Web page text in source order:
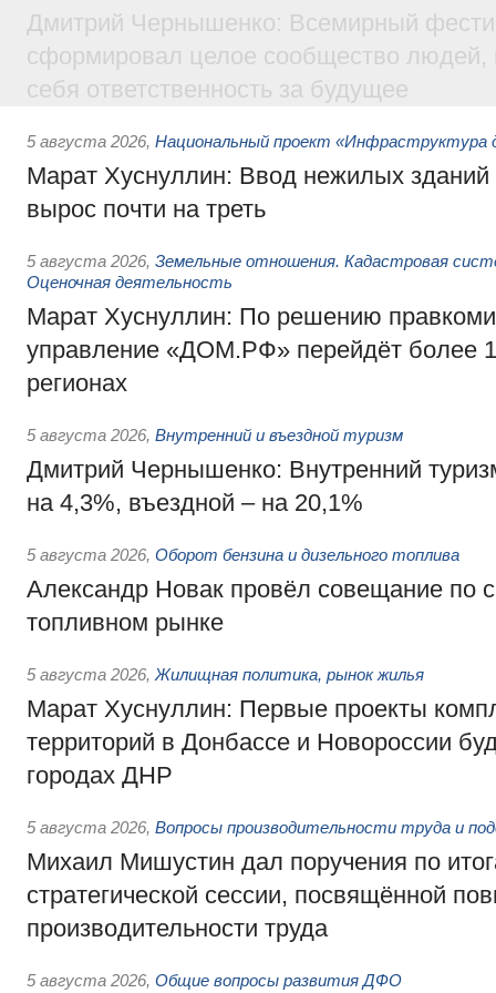
Дмитрий Чернышенко: Всемирный
сформировал целое сообщество людей,
себя ответственность за будущее
5 августа 2026, Национальный проект «Инфраструктура
Марат Хуснуллин: Ввод нежилых зданий
вырос почти на треть
5 августа 2026, Земельные отношения. Кадастровая
Оценочная деятельность
Марат Хуснуллин: По решению
управление «ДОМ.РФ» перейдёт более
регионах
5 августа 2026, Внутренний и въездной туризм
Дмитрий Чернышенко: Внутренний
на 4,3%, въездной – на 20,1%
5 августа 2026, Оборот бензина и дизельного топлива
Александр Новак провёл совещание по
топливном рынке
5 августа 2026, Жилищная политика, рынок жилья
Марат Хуснуллин: Первые проекты
территорий в Донбассе и Новороссии
городах ДНР
5 августа 2026, Вопросы производительности труда и
Михаил Мишустин дал поручения по
стратегической сессии, посвящённой
производительности труда
5 августа 2026, Общие вопросы развития ДФО